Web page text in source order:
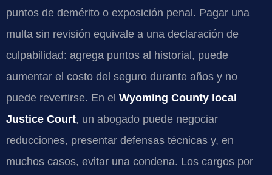
puntos de demérito o exposición penal. Pagar una
multa sin revisión equivale a una declaración de
culpabilidad: agrega puntos al historial, puede
aumentar el costo del seguro durante años y no
puede revertirse. En el Wyoming County local
Justice Court, un abogado puede negociar
reducciones, presentar defensas técnicas y, en
muchos casos, evitar una condena. Los cargos por